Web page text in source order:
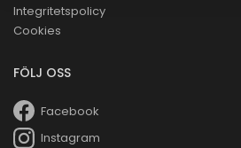
Integritetspolicy
Cookies
FÖLJ OSS
Facebook
Instagram